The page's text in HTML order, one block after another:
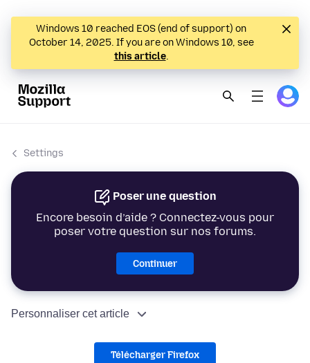
Windows 10 reached EOS (end of support) on
October 14, 2025. If you are on Windows 10, see
this article.
Settings
Poser une question
Encore besoin d’aide ? Connectez-vous pour
poser votre question sur nos forums.
Continuer
Personnaliser cet article
Télécharger Firefox